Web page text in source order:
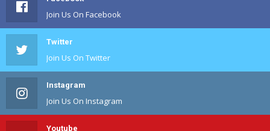
Join Us On Facebook
Twitter
Join Us On Twitter
Instagram
Join Us On Instagram
Youtube